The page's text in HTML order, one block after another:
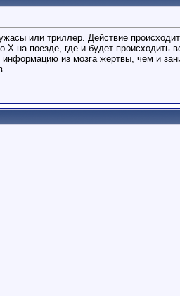
или триллер. Действие
Х на поезде, где и будет
из мозга жертвы, чем и